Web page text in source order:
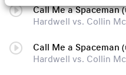
Call Me a Spaceman
Hardwell vs. Collin
Call Me a Spaceman
Hardwell vs. Collin